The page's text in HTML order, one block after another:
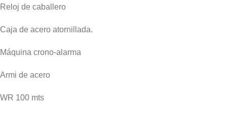
Reloj de caballero
Caja de acero atornillada.
Máquina crono-alarma
Armi de acero
WR 100 mts